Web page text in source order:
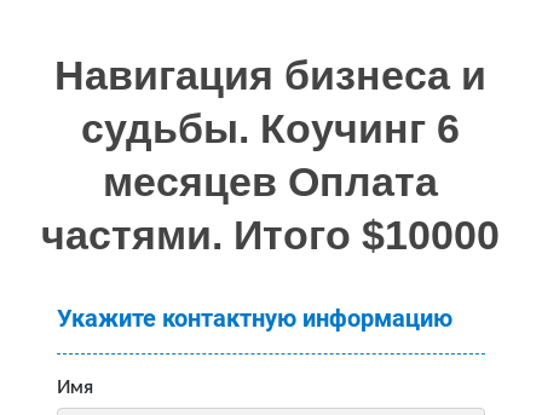
Навигация бизнеса и
судьбы. Коучинг 6
месяцев Оплата
частями. Итого $10000